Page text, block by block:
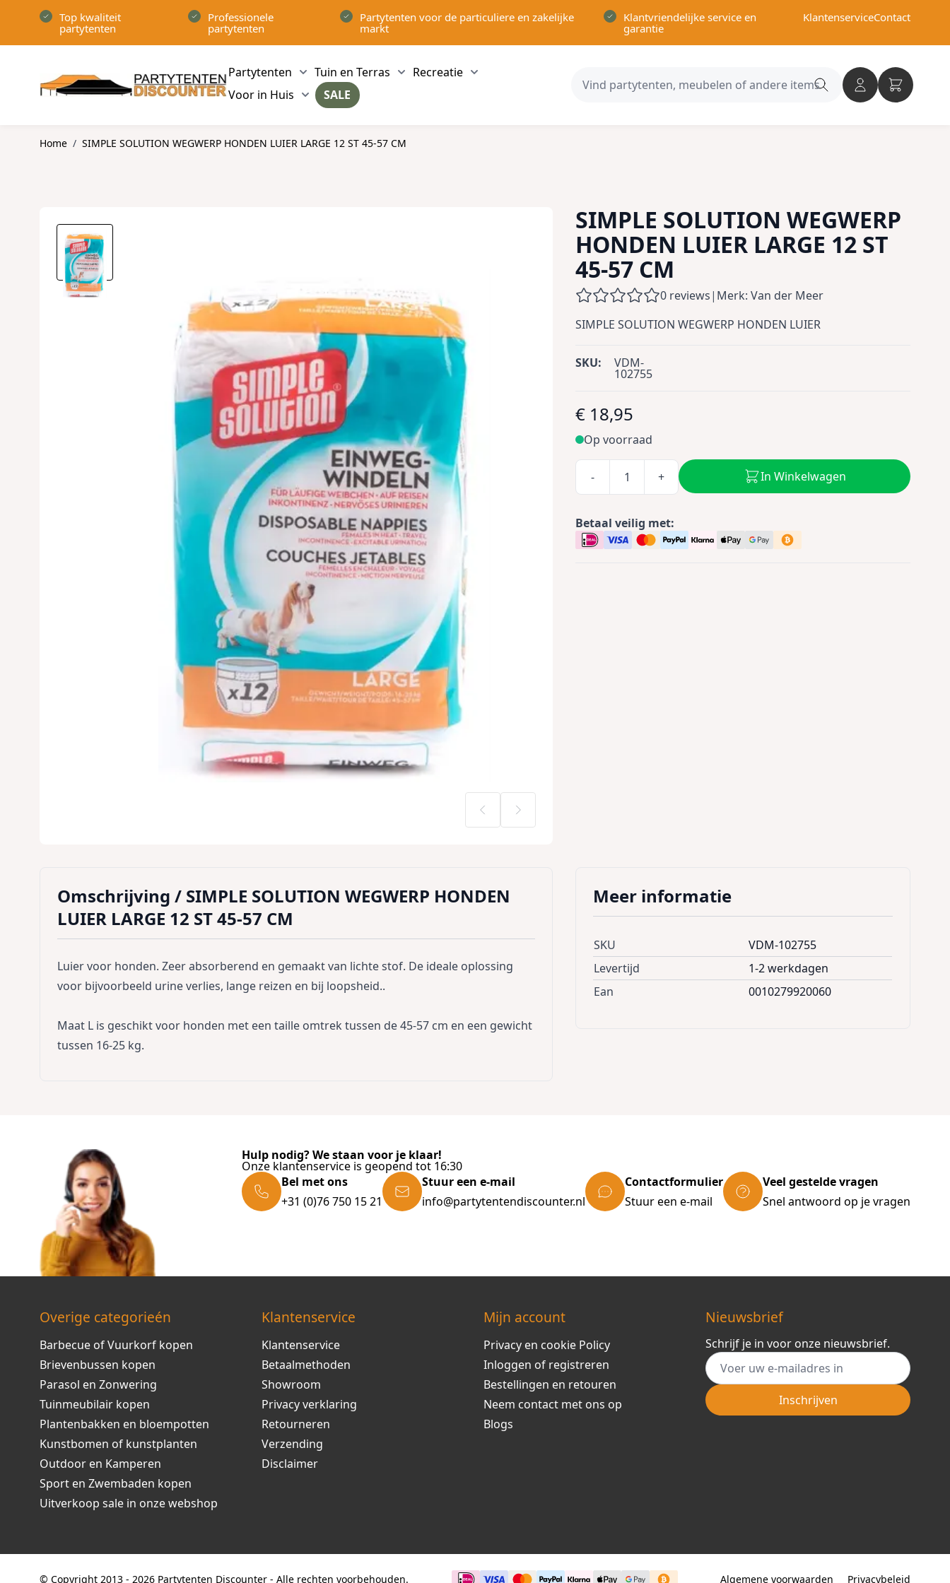
Top kwaliteit
partytenten
Professionele
partytenten
Partytenten voor de particuliere en zakelijke
markt
Klantvriendelijke service en
garantie
KlantenserviceContact
Partytenten
Show submenu for Partytenten category
Tuin en Terras
Show submenu for Tuin en Terras category
Recreatie
Show submenu for Recreatie category
Voor in Huis
Show submenu for Voor in Huis category
SALE
Search
Home / SIMPLE SOLUTION WEGWERP HONDEN LUIER LARGE 12 ST 45-57 CM
SIMPLE SOLUTION WEGWERP
HONDEN LUIER LARGE 12 ST
45-57 CM
0 reviews| Merk: Van der Meer
SIMPLE SOLUTION WEGWERP HONDEN LUIER
SKU: VDM-
102755
€ 18,95
Op voorraad
- + In Winkelwagen
Betaal veilig met:
Omschrijving / SIMPLE SOLUTION WEGWERP HONDEN
LUIER LARGE 12 ST 45-57 CM
Luier voor honden. Zeer absorberend en gemaakt van lichte stof. De ideale oplossing
voor bijvoorbeeld urine verlies, lange reizen en bij loopsheid..
Maat L is geschikt voor honden met een taille omtrek tussen de 45-57 cm en een gewicht
tussen 16-25 kg.
Meer informatie
SKU
VDM-102755
Levertijd
1-2 werkdagen
Ean
0010279920060
Hulp nodig? We staan voor je klaar!
Onze klantenservice is geopend tot 16:30
Bel met ons
+31 (0)76 750 15 21
Stuur een e-mail
info@partytentendiscounter.nl
Contactformulier
Stuur een e-mail
Veel gestelde vragen
Snel antwoord op je vragen
Overige categorieén
Barbecue of Vuurkorf kopen
Brievenbussen kopen
Parasol en Zonwering
Tuinmeubilair kopen
Plantenbakken en bloempotten
Kunstbomen of kunstplanten
Outdoor en Kamperen
Sport en Zwembaden kopen
Uitverkoop sale in onze webshop
Klantenservice
Klantenservice
Betaalmethoden
Showroom
Privacy verklaring
Retourneren
Verzending
Disclaimer
Mijn account
Privacy en cookie Policy
Inloggen of registreren
Bestellingen en retouren
Neem contact met ons op
Blogs
Nieuwsbrief
Schrijf je in voor onze nieuwsbrief.
E-mail adres
Inschrijven
© Copyright 2013 - 2026 Partytenten Discounter - Alle rechten voorbehouden. Algemene voorwaarden Privacybeleid